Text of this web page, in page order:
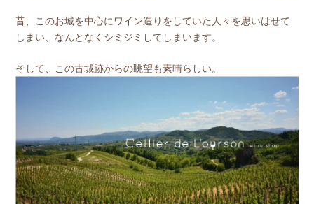
昔、このお城を中心にワイン造りをしていた人々を思いはせて
しまい、なんとなくシミジミしてしまいます。
そして、この古城跡からの眺望も素晴らしい。